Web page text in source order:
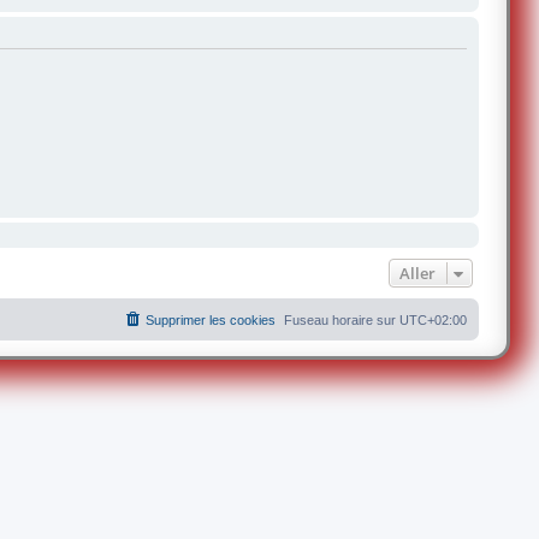
Aller
Fuseau horaire sur UTC+02:00
Supprimer les cookies